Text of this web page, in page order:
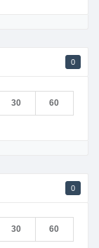
0
30 60
0
30 60